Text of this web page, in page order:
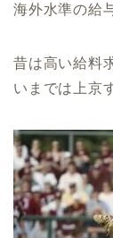
海外水準の給
昔は高い給料
いまでは上京